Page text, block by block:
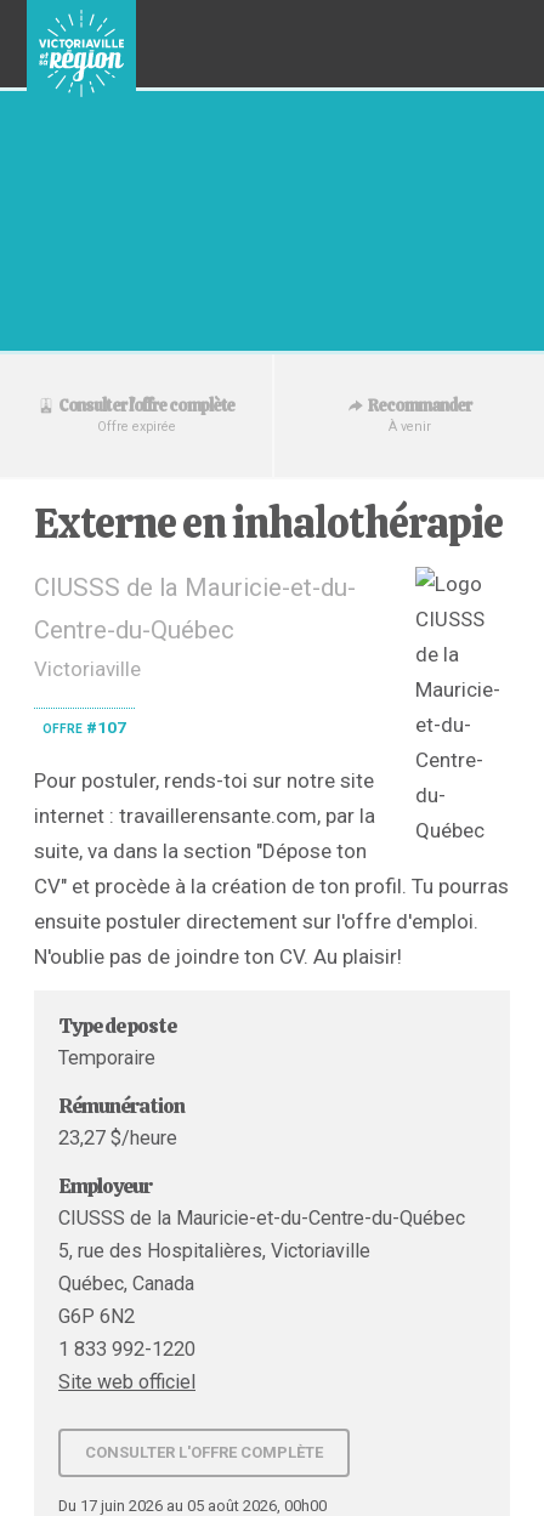
Consulter l'offre complète
Offre expirée
Recommander
À venir
Externe en inhalothérapie
CIUSSS de la Mauricie-et-du-
Centre-du-Québec
Victoriaville
offre #107
Pour postuler, rends-toi sur notre site
internet : travaillerensante.com, par la
suite, va dans la section "Dépose ton
CV" et procède à la création de ton profil. Tu pourras
ensuite postuler directement sur l'offre d'emploi.
N'oublie pas de joindre ton CV. Au plaisir!
Type de poste
Temporaire
Rémunération
23,27 $/heure
Employeur
CIUSSS de la Mauricie-et-du-Centre-du-Québec
5, rue des Hospitalières, Victoriaville
Québec, Canada
G6P 6N2
1 833 992-1220
Site web officiel
CONSULTER L'OFFRE COMPLÈTE
Du 17 juin 2026 au 05 août 2026, 00h00